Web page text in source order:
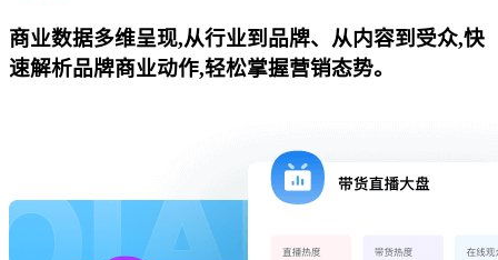
商业数据多维呈现,从行业到品牌、从内容到受众,快
速解析品牌商业动作,轻松掌握营销态势。